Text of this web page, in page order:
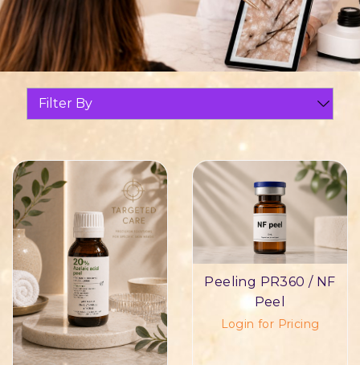
Filter By
Peeling PR360 / NF
Peel
Login for Pricing